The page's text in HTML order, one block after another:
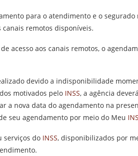
para o atendimento e o
remotos disponíveis.
acesso aos canais remotos, o
devido a indisponibilidade
motivados pelo INSS, a agência
a nova data do agendamento na
seu agendamento por meio do Meu
serviços do INSS, disponibilizados por